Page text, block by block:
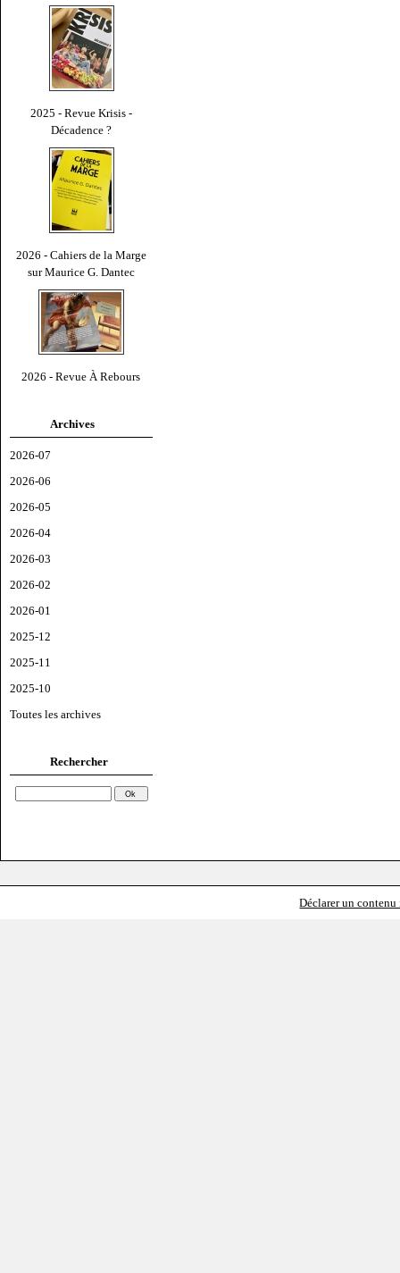
2025 - Revue Krisis -
Décadence ?
2026 - Cahiers de la Marge
sur Maurice G. Dantec
2026 - Revue À Rebours
Archives
2026-07
2026-06
2026-05
2026-04
2026-03
2026-02
2026-01
2025-12
2025-11
2025-10
Toutes les archives
Rechercher
Déclarer un